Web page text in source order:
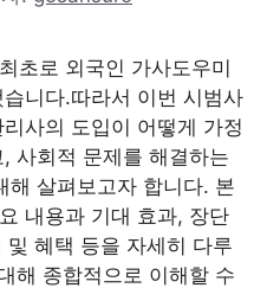
초로 외국인 가사도우미
니다.따라서 이번 시범사
사의 도입이 어떻게 가정
사회적 문제를 해결하는
해 살펴보고자 합니다. 본
내용과 기대 효과, 장단
혜택 등을 자세히 다루
해 종합적으로 이해할 수